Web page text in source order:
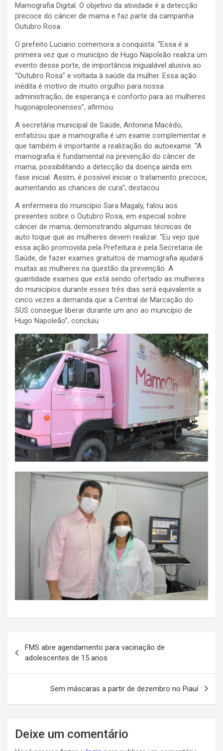
Mamografia Digital. O objetivo da atividade é a detecção
precoce do câncer de mama e faz parte da campanha
Outubro Rosa.
O prefeito Luciano comemora a conquista. “Essa é a
primeira vez que o município de Hugo Napoleão realiza um
evento desse porte, de importância inigualável alusiva ao
“Outubro Rosa” e voltada à saúde da mulher. Essa ação
inédita é motivo de muito orgulho para nossa
administração, de esperança e conforto para as mulheres
hugonapoleonenses”, afirmou.
A secretária municipal de Saúde, Antonina Macêdo,
enfatizou que a mamografia é um exame complementar e
que também é importante a realização do autoexame. “A
mamografia é fundamental na prevenção do câncer de
mama, possibilitando a detecção da doença ainda em
fase inicial. Assim, é possível iniciar o tratamento precoce,
aumentando as chances de cura”, destacou.
A enfermeira do município Sara Magaly, falou aos
presentes sobre o Outubro Rosa, em especial sobre
câncer de mama, demonstrando algumas técnicas de
auto toque que as mulheres devem realizar. “Eu vejo que
essa ação promovida pela Prefeitura e pela Secretaria de
Saúde, de fazer exames gratuitos de mamografia ajudará
muitas as mulheres na questão da prevenção. A
quantidade exames que está sendo ofertado as mulheres
do municípios durante esses três dias será equivalente a
cinco vezes a demanda que a Central de Marcação do
SUS consegue liberar durante um ano ao município de
Hugo Napoleão”, concluiu.
de
Post
FMS abre agendamento para vacinação de
adolescentes de 15 anos
Sem máscaras a partir de dezembro no Piauí
Deixe um comentário